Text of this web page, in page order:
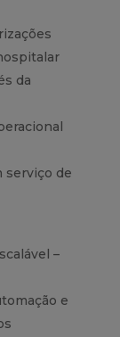
da
serviço de
–
e